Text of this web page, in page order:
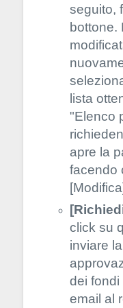
seguito,
bottone.
lista
"Elenco
apre la
facendo
click su
inviare
dei fondi
email al